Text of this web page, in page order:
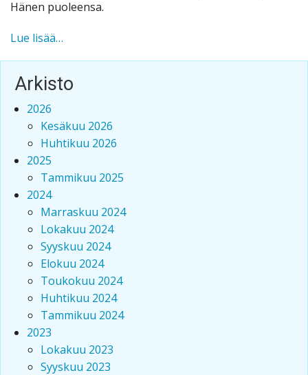
Hänen puoleensa.
Lue lisää…
Arkisto
2026
Kesäkuu 2026
Huhtikuu 2026
2025
Tammikuu 2025
2024
Marraskuu 2024
Lokakuu 2024
Syyskuu 2024
Elokuu 2024
Toukokuu 2024
Huhtikuu 2024
Tammikuu 2024
2023
Lokakuu 2023
Syyskuu 2023